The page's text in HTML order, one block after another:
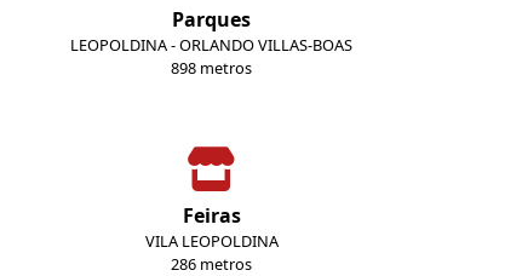
Parques
LEOPOLDINA - ORLANDO VILLAS-BOAS
898 metros
Feiras
VILA LEOPOLDINA
286 metros